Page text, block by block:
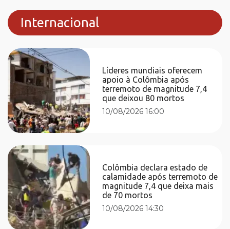
Internacional
Líderes mundiais oferecem
apoio à Colômbia após
terremoto de magnitude 7,4
que deixou 80 mortos
10/08/2026 16:00
Colômbia declara estado de
calamidade após terremoto de
magnitude 7,4 que deixa mais
de 70 mortos
10/08/2026 14:30